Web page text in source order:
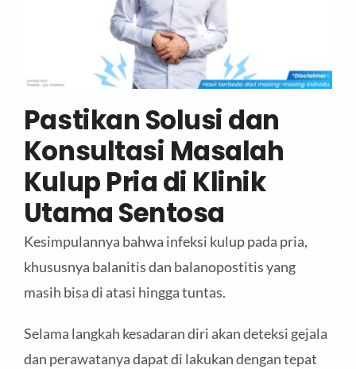
Pastikan Solusi dan
Konsultasi Masalah
Kulup Pria di Klinik
Utama Sentosa
Kesimpulannya bahwa infeksi kulup pada pria,
khususnya balanitis dan balanopostitis yang
masih bisa di atasi hingga tuntas.
Selama langkah kesadaran diri akan deteksi gejala
dan perawatanya dapat di lakukan dengan tepat